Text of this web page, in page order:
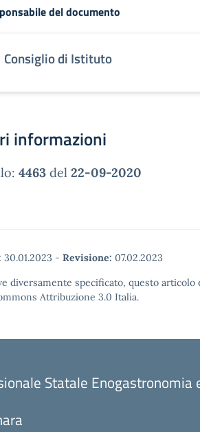
del documento
Consiglio di Istituto
informazioni
4463 del 22-09-2020
30.01.2023 - Revisione: 07.02.2023
diversamente specificato, questo
Attribuzione 3.0 Italia.
Statale Enogastronomia